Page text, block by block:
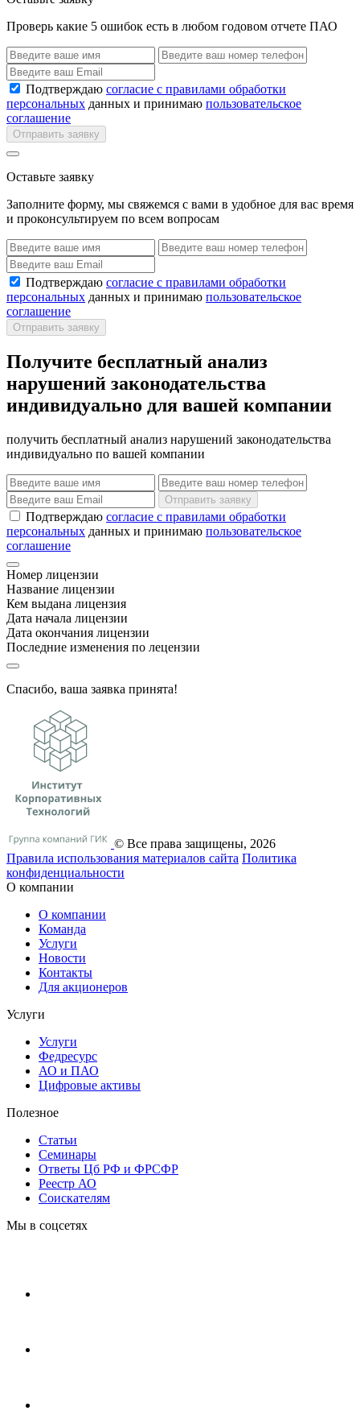
Проверь какие 5 ошибок есть в любом годовом отчете ПАО
Подтверждаю согласие с правилами обработки
персональных данных и принимаю пользовательское
соглашение
Отправить заявку
Оставьте заявку
Заполните форму, мы свяжемся с вами в удобное для вас время
и проконсультируем по всем вопросам
Подтверждаю согласие с правилами обработки
персональных данных и принимаю пользовательское
соглашение
Отправить заявку
Получите бесплатный анализ
нарушений законодательства
индивидуально для вашей компании
получить бесплатный анализ нарушений законодательства
индивидуально по вашей компании
Отправить заявку
Подтверждаю согласие с правилами обработки
персональных данных и принимаю пользовательское
соглашение
Номер лицензии
Название лицензии
Кем выдана лицензия
Дата начала лицензии
Дата окончания лицензии
Последние изменения по лецензии
Спасибо, ваша заявка принята!
© Все права защищены, 2026
Правила использования материалов сайта Политика
конфиденциальности
О компании
О компании
Команда
Услуги
Новости
Контакты
Для акционеров
Услуги
Услуги
Федресурс
АО и ПАО
Цифровые активы
Полезное
Статьи
Cеминары
Ответы Цб РФ и ФРСФР
Реестр АО
Соискателям
Мы в соцсетях